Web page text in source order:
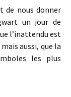
de nous donner
un jour de
l’inattendu est
aussi, que la
les plus